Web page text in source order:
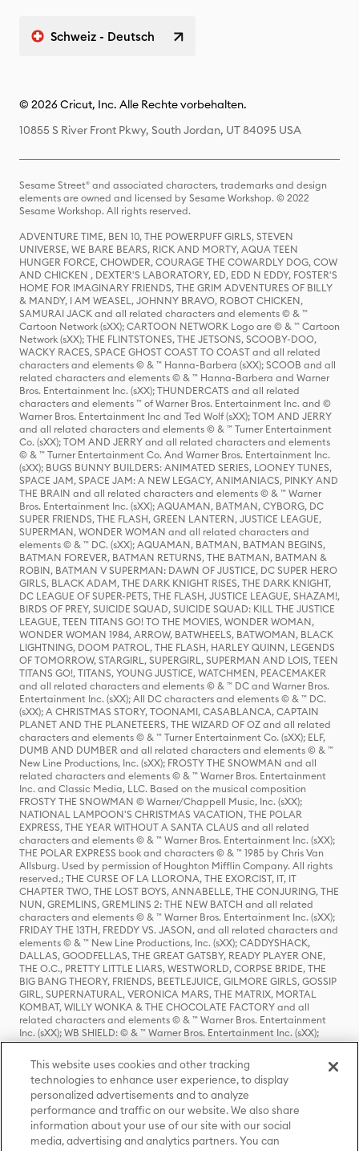
Schweiz - Deutsch
© 2026 Cricut, Inc. Alle Rechte vorbehalten.
10855 S River Front Pkwy, South Jordan, UT 84095 USA
Sesame Street® and associated characters, trademarks and design
elements are owned and licensed by Sesame Workshop. © 2022
Sesame Workshop. All rights reserved.
ADVENTURE TIME, BEN 10, THE POWERPUFF GIRLS, STEVEN
UNIVERSE, WE BARE BEARS, RICK AND MORTY, AQUA TEEN
HUNGER FORCE, CHOWDER, COURAGE THE COWARDLY DOG, COW
AND CHICKEN , DEXTER'S LABORATORY, ED, EDD N EDDY, FOSTER'S
HOME FOR IMAGINARY FRIENDS, THE GRIM ADVENTURES OF BILLY
& MANDY, I AM WEASEL, JOHNNY BRAVO, ROBOT CHICKEN,
SAMURAI JACK and all related characters and elements © & ™
Cartoon Network (sXX); CARTOON NETWORK Logo are © & ™ Cartoon
Network (sXX); THE FLINTSTONES, THE JETSONS, SCOOBY-DOO,
WACKY RACES, SPACE GHOST COAST TO COAST and all related
characters and elements © & ™ Hanna-Barbera (sXX); SCOOB and all
related characters and elements © & ™ Hanna-Barbera and Warner
Bros. Entertainment Inc. (sXX); THUNDERCATS and all related
characters and elements ™ of Warner Bros. Entertainment Inc. and ©
Warner Bros. Entertainment Inc and Ted Wolf (sXX); TOM AND JERRY
and all related characters and elements © & ™ Turner Entertainment
Co. (sXX); TOM AND JERRY and all related characters and elements
© & ™ Turner Entertainment Co. And Warner Bros. Entertainment Inc.
(sXX); BUGS BUNNY BUILDERS: ANIMATED SERIES, LOONEY TUNES,
SPACE JAM, SPACE JAM: A NEW LEGACY, ANIMANIACS, PINKY AND
THE BRAIN and all related characters and elements © & ™ Warner
Bros. Entertainment Inc. (sXX); AQUAMAN, BATMAN, CYBORG, DC
SUPER FRIENDS, THE FLASH, GREEN LANTERN, JUSTICE LEAGUE,
SUPERMAN, WONDER WOMAN and all related characters and
elements © & ™ DC. (sXX); AQUAMAN, BATMAN, BATMAN BEGINS,
BATMAN FOREVER, BATMAN RETURNS, THE BATMAN, BATMAN &
ROBIN, BATMAN V SUPERMAN: DAWN OF JUSTICE, DC SUPER HERO
GIRLS, BLACK ADAM, THE DARK KNIGHT RISES, THE DARK KNIGHT,
DC LEAGUE OF SUPER-PETS, THE FLASH, JUSTICE LEAGUE, SHAZAM!,
BIRDS OF PREY, SUICIDE SQUAD, SUICIDE SQUAD: KILL THE JUSTICE
LEAGUE, TEEN TITANS GO! TO THE MOVIES, WONDER WOMAN,
WONDER WOMAN 1984, ARROW, BATWHEELS, BATWOMAN, BLACK
LIGHTNING, DOOM PATROL, THE FLASH, HARLEY QUINN, LEGENDS
OF TOMORROW, STARGIRL, SUPERGIRL, SUPERMAN AND LOIS, TEEN
TITANS GO!, TITANS, YOUNG JUSTICE, WATCHMEN, PEACEMAKER
and all related characters and elements © & ™ DC and Warner Bros.
Entertainment Inc. (sXX); All DC characters and elements © & ™ DC.
(sXX); A CHRISTMAS STORY, TOONAMI, CASABLANCA, CAPTAIN
PLANET AND THE PLANETEERS, THE WIZARD OF OZ and all related
characters and elements © & ™ Turner Entertainment Co. (sXX); ELF,
DUMB AND DUMBER and all related characters and elements © & ™
New Line Productions, Inc. (sXX); FROSTY THE SNOWMAN and all
related characters and elements © & ™ Warner Bros. Entertainment
Inc. and Classic Media, LLC. Based on the musical composition
FROSTY THE SNOWMAN © Warner/Chappell Music, Inc. (sXX);
NATIONAL LAMPOON'S CHRISTMAS VACATION, THE POLAR
EXPRESS, THE YEAR WITHOUT A SANTA CLAUS and all related
characters and elements © & ™ Warner Bros. Entertainment Inc. (sXX);
THE POLAR EXPRESS book and characters © & ™ 1985 by Chris Van
Allsburg. Used by permission of Houghton Mifflin Company. All rights
reserved.; THE CURSE OF LA LLORONA, THE EXORCIST, IT, IT
CHAPTER TWO, THE LOST BOYS, ANNABELLE, THE CONJURING, THE
NUN, GREMLINS, GREMLINS 2: THE NEW BATCH and all related
characters and elements © & ™ Warner Bros. Entertainment Inc. (sXX);
FRIDAY THE 13TH, FREDDY VS. JASON, and all related characters and
elements © & ™ New Line Productions, Inc. (sXX); CADDYSHACK,
DALLAS, GOODFELLAS, THE GREAT GATSBY, READY PLAYER ONE,
THE O.C., PRETTY LITTLE LIARS, WESTWORLD, CORPSE BRIDE, THE
BIG BANG THEORY, FRIENDS, BEETLEJUICE, GILMORE GIRLS, GOSSIP
GIRL, SUPERNATURAL, VERONICA MARS, THE MATRIX, MORTAL
KOMBAT, WILLY WONKA & THE CHOCOLATE FACTORY and all
related characters and elements © & ™ Warner Bros. Entertainment
Inc. (sXX); WB SHIELD: © & ™ Warner Bros. Entertainment Inc. (sXX);
HOUSE OF THE DRAGON, GAME OF THRONES, and all related
characters and elements © & ™ Home Box Office, Inc. (sXX); CHILLING
ADVENTURES OF SABRINA, RIVERDALE © & ™ Warner Bros.
Entertainment Inc. Archie Comics and all related characters and
elements © & ™ Archie Comic Publications, Inc. Used with permission.
(sXX); SEINFELD and all related characters and elements © & ™ Castle
Rock Entertainment. (sXX); TED LASSO © & ™ Warner Bros.
Entertainment Inc. & Universal Television LLC (sXX); THE HOBBIT: AN
UNEXPECTED JOURNEY, THE HOBBIT: THE DESOLATION OF SMAUG,
This website uses cookies and other tracking
technologies to enhance user experience, to display
personalized advertisements and to analyze
performance and traffic on our website. We also share
information about your use of our site with our social
media, advertising and analytics partners. You can